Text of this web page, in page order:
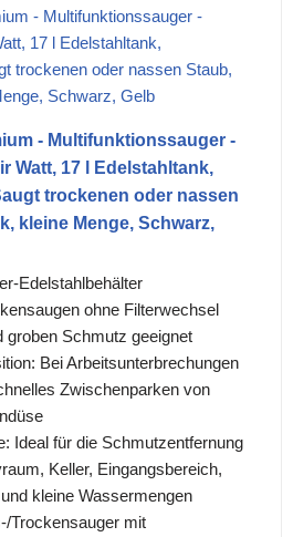
- Multifunktionssauger -
Watt, 17 l Edelstahltank,
trockenen oder nassen
kleine Menge, Schwarz,
Edelstahlbehälter
ohne Filterwechsel
groben Schmutz geeignet
Bei Arbeitsunterbrechungen
Zwischenparken von
Ideal für die Schmutzentfernung
Keller, Eingangsbereich,
kleine Wassermengen
Trockensauger mit